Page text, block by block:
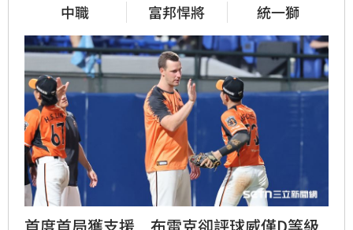
中職 富邦悍將 統一獅
首度首局獲支援　布雷克卻評球威僅D等級